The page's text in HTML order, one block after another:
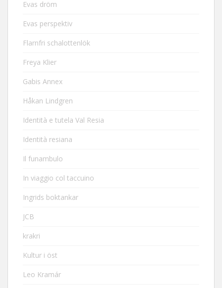
Evas dröm
Evas perspektiv
Flarnfri schalottenlök
Freya Klier
Gabis Annex
Håkan Lindgren
Identità e tutela Val Resia
Identità resiana
Il funambulo
In viaggio col taccuino
Ingrids boktankar
JCB
krakri
Kultur i öst
Leo Kramár